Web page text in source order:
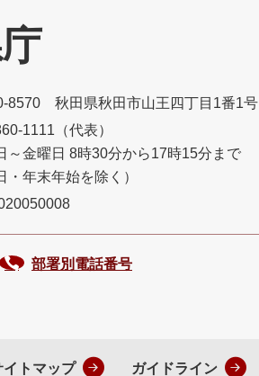
8570 秋田県秋田市山王四丁目1番1号
1111（代表）
～金曜日 8時30分から17時15分まで
・年末年始を除く）
部署別電話番号
イトマップ ガイドライン